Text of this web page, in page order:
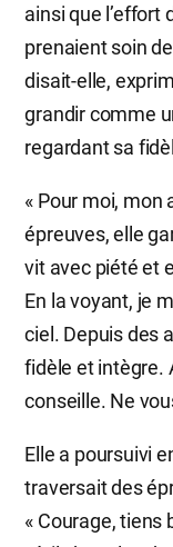
ainsi que l’effort
prenaient soin
disait-elle,
grandir comme
regardant sa
« Pour moi, mon
épreuves, elle
vit avec piété et
En la voyant, je
ciel. Depuis des
fidèle et intègre.
conseille. Ne
Elle a poursuivi
traversait des
« Courage, tiens